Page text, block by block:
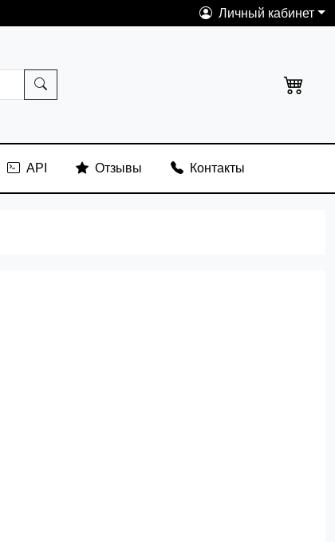
Личный кабинет
API Отзывы Контакты